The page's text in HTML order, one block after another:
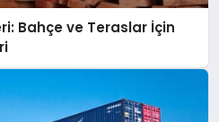
Bahçe ve Teraslar İçin